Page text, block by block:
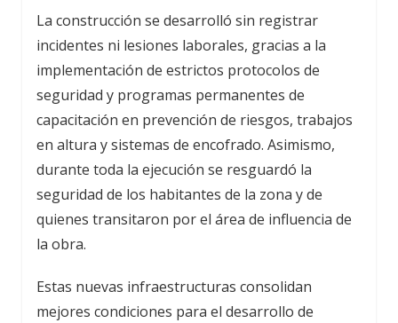
La construcción se desarrolló sin registrar
incidentes ni lesiones laborales, gracias a la
implementación de estrictos protocolos de
seguridad y programas permanentes de
capacitación en prevención de riesgos, trabajos
en altura y sistemas de encofrado. Asimismo,
durante toda la ejecución se resguardó la
seguridad de los habitantes de la zona y de
quienes transitaron por el área de influencia de
la obra.
Estas nuevas infraestructuras consolidan
mejores condiciones para el desarrollo de